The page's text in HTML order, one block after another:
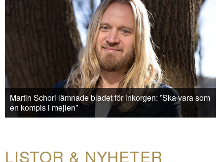
Martin Schori lämnade bladet för inkorgen: ”Ska vara som
en kompis i mejlen”
LISTOR & NYHETER